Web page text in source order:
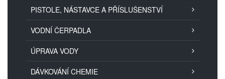
PISTOLE, NÁSTAVCE A PŘÍSLUŠENSTVÍ
VODNÍ ČERPADLA
ÚPRAVA VODY
DÁVKOVÁNÍ CHEMIE